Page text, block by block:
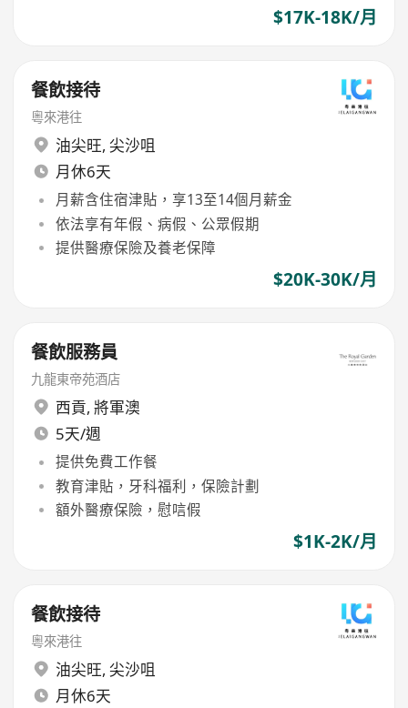
$17K-18K/月
餐飲接待
粵來港往
油尖旺, 尖沙咀
月休6天
月薪含住宿津貼，享13至14個月薪金
依法享有年假、病假、公眾假期
提供醫療保險及養老保障
$20K-30K/月
餐飲服務員
九龍東帝苑酒店
西貢, 將軍澳
5天/週
提供免費工作餐
教育津貼，牙科福利，保險計劃
額外醫療保險，慰唁假
$1K-2K/月
餐飲接待
粵來港往
油尖旺, 尖沙咀
月休6天